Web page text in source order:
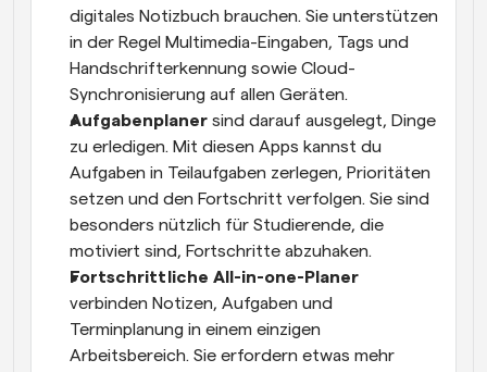
digitales Notizbuch brauchen. Sie unterstützen
in der Regel Multimedia-Eingaben, Tags und
Handschrifterkennung sowie Cloud-
Synchronisierung auf allen Geräten.
Aufgabenplaner sind darauf ausgelegt, Dinge
zu erledigen. Mit diesen Apps kannst du
Aufgaben in Teilaufgaben zerlegen, Prioritäten
setzen und den Fortschritt verfolgen. Sie sind
besonders nützlich für Studierende, die
motiviert sind, Fortschritte abzuhaken.
Fortschrittliche All-in-one-Planer
verbinden Notizen, Aufgaben und
Terminplanung in einem einzigen
Arbeitsbereich. Sie erfordern etwas mehr